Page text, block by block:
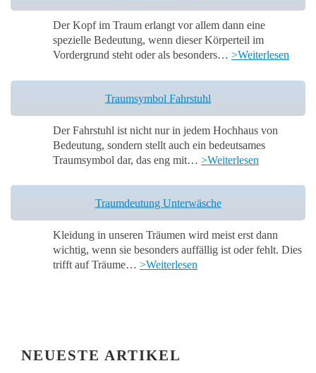
Der Kopf im Traum erlangt vor allem dann eine
spezielle Bedeutung, wenn dieser Körperteil im
Vordergrund steht oder als besonders… >Weiterlesen
Traumsymbol Fahrstuhl
Der Fahrstuhl ist nicht nur in jedem Hochhaus von
Bedeutung, sondern stellt auch ein bedeutsames
Traumsymbol dar, das eng mit… >Weiterlesen
Traumdeutung Unterwäsche
Kleidung in unseren Träumen wird meist erst dann
wichtig, wenn sie besonders auffällig ist oder fehlt. Dies
trifft auf Träume… >Weiterlesen
NEUESTE ARTIKEL